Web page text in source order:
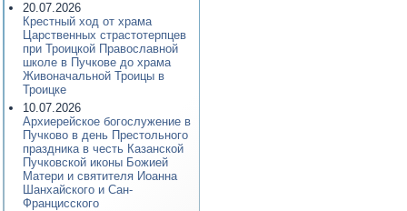
20.07.2026
Крестный ход от храма
Царственных страстотерпцев
при Троицкой Православной
школе в Пучкове до храма
Живоначальной Троицы в
Троицке
10.07.2026
Архиерейское богослужение в
Пучково в день Престольного
праздника в честь Казанской
Пучковской иконы Божией
Матери и святителя Иоанна
Шанхайского и Сан-
Францисского